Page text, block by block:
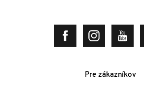
Pre zákazníkov